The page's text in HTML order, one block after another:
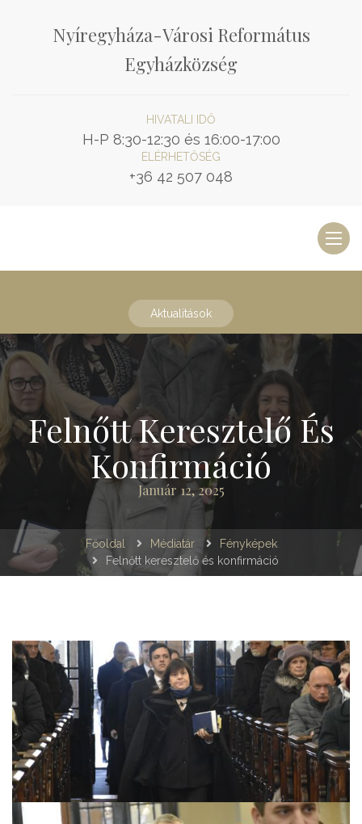
Nyíregyháza-Városi Református
Egyházközség
HIVATALI IDŐ
H-P 8:30-12:30 és 16:00-17:00
ELÉRHETŐSÉG
+36 42 507 048
Aktualitások
Felnőtt Keresztelő És
Konfirmáció
Január 12, 2025
Főoldal Médiatár
Fényképek
Felnőtt keresztelő és konfirmáció